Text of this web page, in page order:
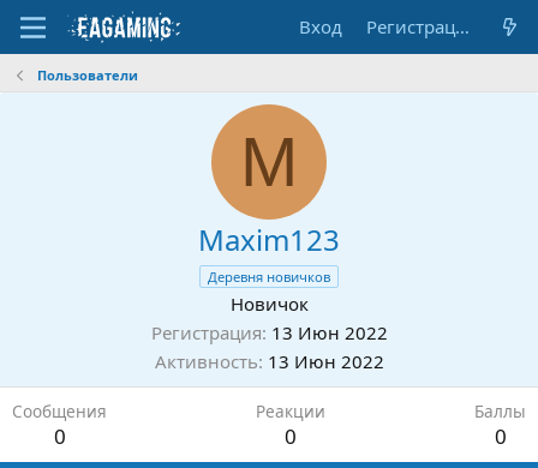
Вход Регистрация
Пользователи
M
Maxim123
Деревня новичков
Новичок
Регистрация 13 Июн 2022
Активность 13 Июн 2022
Сообщения
0
Реакции
0
Баллы
0